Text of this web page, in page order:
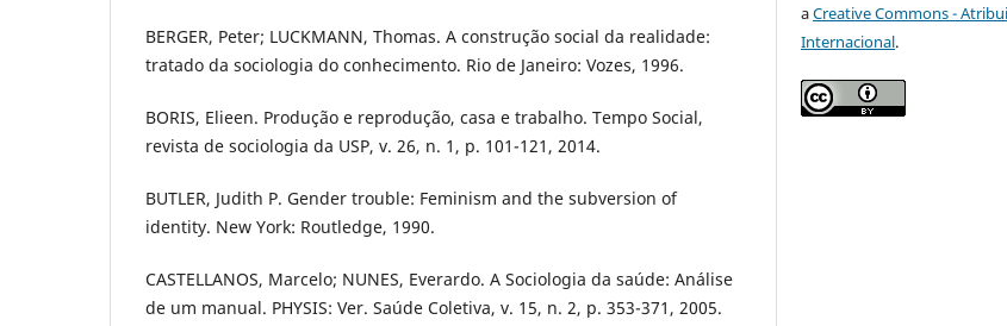
BERGER, Peter; LUCKMANN, Thomas. A construção social da realidade:
tratado da sociologia do conhecimento. Rio de Janeiro: Vozes, 1996.
BORIS, Elieen. Produção e reprodução, casa e trabalho. Tempo Social,
revista de sociologia da USP, v. 26, n. 1, p. 101-121, 2014.
BUTLER, Judith P. Gender trouble: Feminism and the subversion of
identity. New York: Routledge, 1990.
CASTELLANOS, Marcelo; NUNES, Everardo. A Sociologia da saúde: Análise
de um manual. PHYSIS: Ver. Saúde Coletiva, v. 15, n. 2, p. 353-371, 2005.
aCreative Commons -
Internacional.